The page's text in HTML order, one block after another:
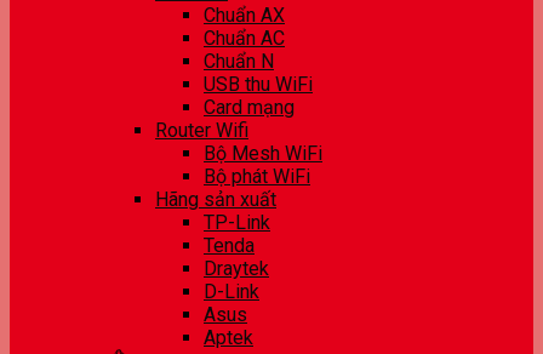
Chuẩn AX
Chuẩn AC
Chuẩn N
USB thu WiFi
Card mạng
Router Wifi
Bộ Mesh WiFi
Bộ phát WiFi
Hãng sản xuất
TP-Link
Tenda
Draytek
D-Link
Asus
Aptek